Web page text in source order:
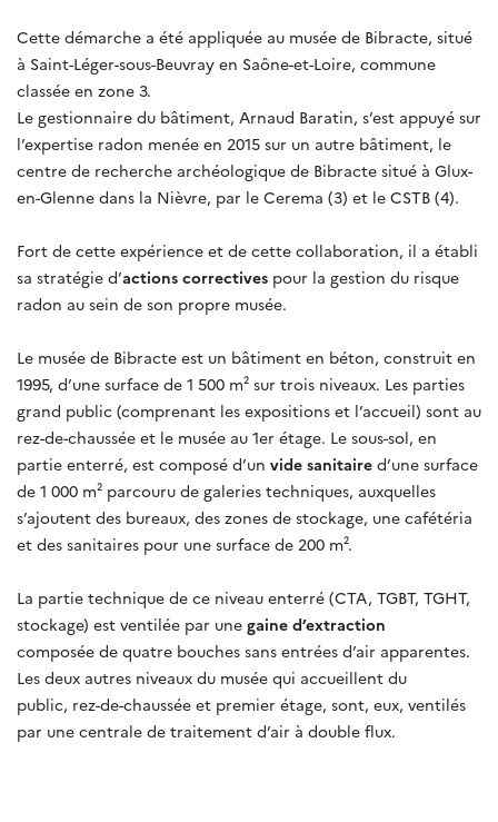
Cette démarche a été appliquée au musée de Bibracte, situé
à Saint-Léger-sous-Beuvray en Saône-et-Loire, commune
classée en zone 3.
Le gestionnaire du bâtiment, Arnaud Baratin, s’est appuyé sur
l’expertise radon menée en 2015 sur un autre bâtiment, le
centre de recherche archéologique de Bibracte situé à Glux-
en-Glenne dans la Nièvre, par le Cerema (3) et le CSTB (4).
Fort de cette expérience et de cette collaboration, il a établi
sa stratégie d’actions correctives pour la gestion du risque
radon au sein de son propre musée.
Le musée de Bibracte est un bâtiment en béton, construit en
1995, d’une surface de 1 500 m² sur trois niveaux. Les parties
grand public (comprenant les expositions et l’accueil) sont au
rez-de-chaussée et le musée au 1er étage. Le sous-sol, en
partie enterré, est composé d’un vide sanitaire d’une surface
de 1 000 m² parcouru de galeries techniques, auxquelles
s’ajoutent des bureaux, des zones de stockage, une cafétéria
et des sanitaires pour une surface de 200 m².
La partie technique de ce niveau enterré (CTA, TGBT, TGHT,
stockage) est ventilée par une gaine d’extraction
composée de quatre bouches sans entrées d’air apparentes.
Les deux autres niveaux du musée qui accueillent du
public, rez-de-chaussée et premier étage, sont, eux, ventilés
par une centrale de traitement d’air à double flux.